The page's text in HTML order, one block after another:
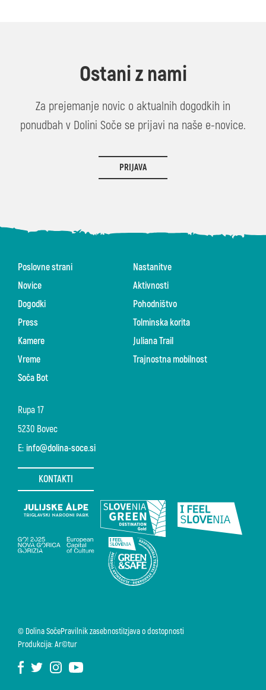
Ostani z nami
Za prejemanje novic o aktualnih dogodkih in
ponudbah v Dolini Soče se prijavi na naše e-novice.
PRIJAVA
Rupa 17
5230 Bovec
E: info@dolina-soce.si
KONTAKTI
Poslovne strani
Novice
Dogodki
Press
Kamere
Vreme
Soča Bot
Nastanitve
Aktivnosti
Pohodništvo
Tolminska korita
Juliana Trail
Trajnostna mobilnost
© Dolina SočePravilnik zasebnostiIzjava o dostopnosti
Produkcija: Ar©tur